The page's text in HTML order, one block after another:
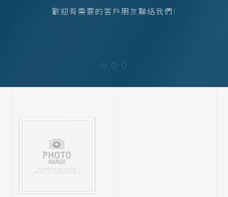
歡迎有需要的客戶朋友聯絡我們!